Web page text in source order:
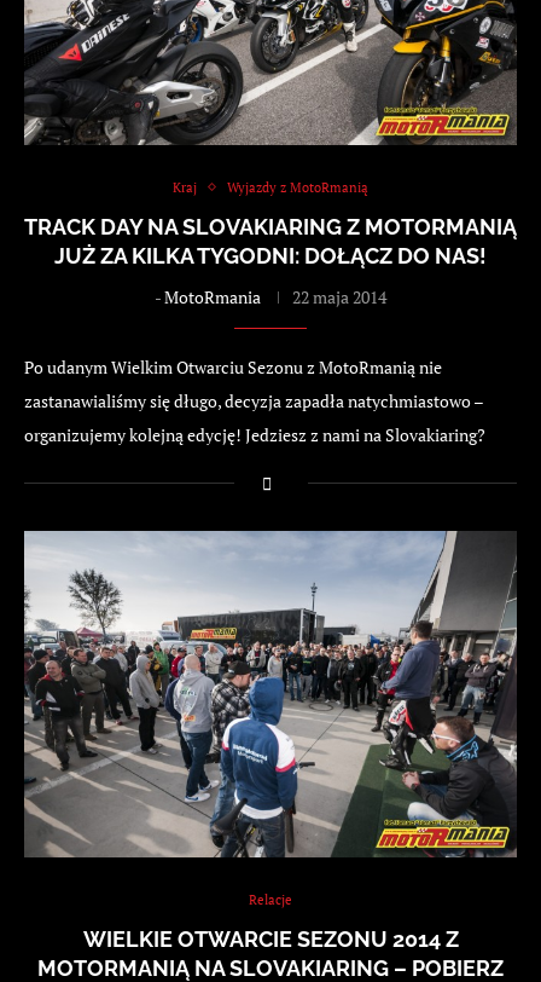
Kraj Wyjazdy z MotoRmanią
TRACK DAY NA SLOVAKIARING Z MOTORMANIĄ
JUŻ ZA KILKA TYGODNI: DOŁĄCZ DO NAS!
-MotoRmania 22 maja 2014
Po udanym Wielkim Otwarciu Sezonu z MotoRmanią nie
zastanawialiśmy się długo, decyzja zapadła natychmiastowo –
organizujemy kolejną edycję! Jedziesz z nami na Slovakiaring?
Relacje
WIELKIE OTWARCIE SEZONU 2014 Z
MOTORMANIĄ NA SLOVAKIARING – POBIERZ